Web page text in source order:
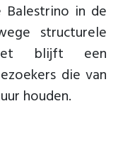
in de
structurele
blijft een
die van
houden.